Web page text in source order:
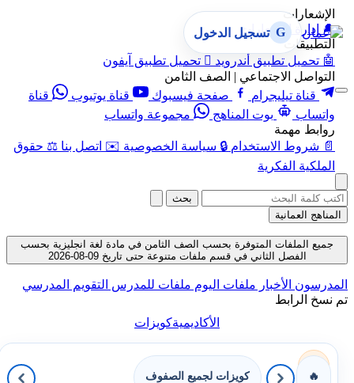
الإشعارات
🔔 إدارة الإشعارات
التطبيقات
🤖 تحميل تطبيق أندرويد  تحميل تطبيق آيفون
التواصل الاجتماعي | الصف الثامن
قناة تيليجرام
صفحة فيسبوك قناة يوتيوب
قناة
واتساب
بوت المناهج
مجموعة واتساب
روابط مهمة
📄 شروط الاستخدام 🔒 سياسة الخصوصية ✉️ اتصل بنا ⚖️ حقوق
الملكية الفكرية
G تسجيل الدخول
بحث
المناهج العمانية
جميع الملفات المتوفرة بحسب الصف الثامن في مادة لغة انجليزية بحسب
الفصل الثاني في قسم ملفات متنوعة حتى تاريخ 09-08-2026
المدرسون الأخبار ملفات اليوم ملفات للمدرس التقويم المدرسي
تم نسخ الرابط
الأكاديميةكويزات
🔥 كويزات لجميع الصفوف